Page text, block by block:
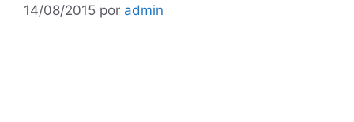
14/08/2015 por admin